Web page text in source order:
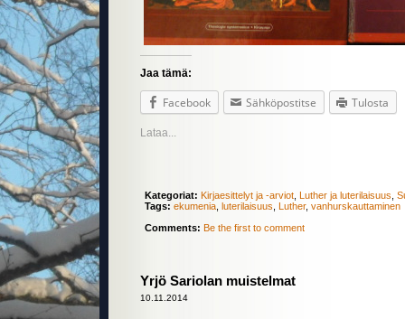
Jaa tämä:
Facebook Sähköpostitse Tulosta
Lataa...
Kategoriat: Kirjaesittelyt ja -arviot Luther ja luterilaisuus
Tags: ekumenia luterilaisuus Luther, vanhurskauttaminen
Comments: Be the first to comment
Yrjö Sariolan muistelmat
10.11.2014